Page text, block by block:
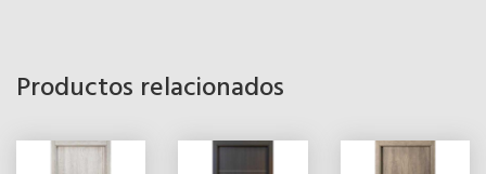
Productos relacionados